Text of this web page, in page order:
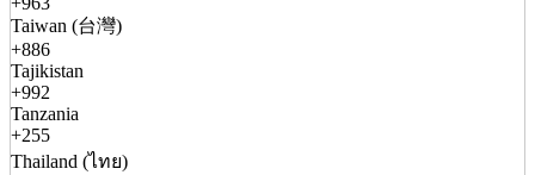
Taiwan (台灣)
+886
Tajikistan
+992
Tanzania
+255
Thailand (ไทย)